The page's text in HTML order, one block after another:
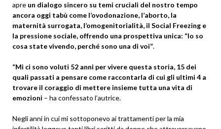
apre un dialogo sincero su temi cruciali del nostro tempo
ancora oggi tabù come l’ovodonazione, l’aborto, la
maternità surrogata, l’omogenitorialità, il Social Freezing e
la pressione sociale, offrendo una prospettiva unica: “Io so
cosa state vivendo, perché sono una di voi”.
“Mi ci sono voluti 52 anni per vivere questa storia, 15 dei
quali passati a pensare come raccontarla di cui gli ultimi 4 a
trovare il coraggio di mettere insieme tutta una vita di
emozioni – ha confessato l’autrice.
Negli anni in cui mi sottoponevo ai trattamenti per la mia